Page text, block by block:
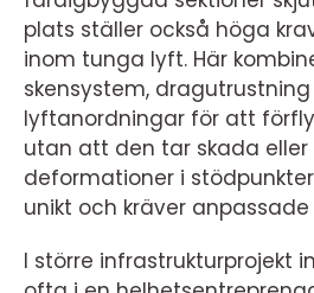
plats ställer också höga
inom tunga lyft. Här
skensystem,
lyftanordningar för att
utan att den tar skada eller
deformationer i
unikt och kräver
I större infrastrukturprojekt